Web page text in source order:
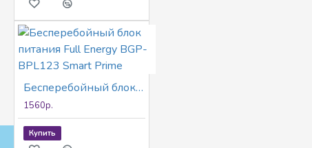
Бесперебойный блок питания Full Energy BGP-BPL123 Smart Prime
1560р.
Купить